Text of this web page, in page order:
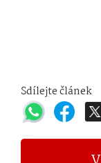
Sdílejte článek